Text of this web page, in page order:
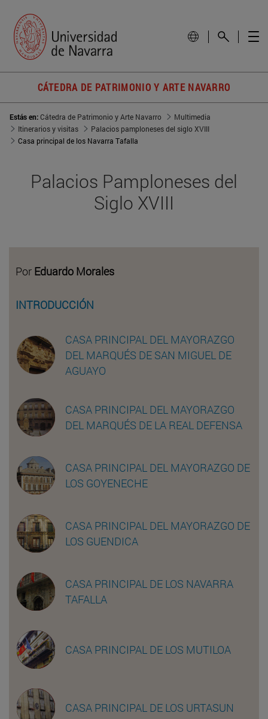
CÁTEDRA DE PATRIMONIO Y ARTE NAVARRO
Estás en:Cátedra de Patrimonio y Arte Navarro
Multimedia
Itinerarios y visitas
Palacios pamploneses del siglo XVIII
Casa principal de los Navarra Tafalla
Palacios Pamploneses del
Siglo XVIII
Por Eduardo Morales
INTRODUCCIÓN
CASA PRINCIPAL DEL MAYORAZGO
DEL MARQUÉS DE SAN MIGUEL DE
AGUAYO
CASA PRINCIPAL DEL MAYORAZGO
DEL MARQUÉS DE LA REAL DEFENSA
CASA PRINCIPAL DEL MAYORAZGO DE
LOS GOYENECHE
CASA PRINCIPAL DEL MAYORAZGO DE
LOS GUENDICA
CASA PRINCIPAL DE LOS NAVARRA
TAFALLA
CASA PRINCIPAL DE LOS MUTILOA
CASA PRINCIPAL DE LOS URTASUN